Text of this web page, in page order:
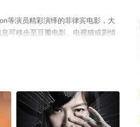
等演员精彩演绎的菲律宾电影，大
可移步至豆瓣电影、电视猫或剧情